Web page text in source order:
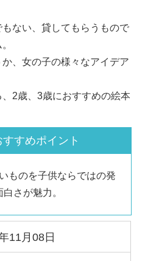
ない、貸してもらうもので
、女の子の様々なアイデア
2歳、3歳におすすめの絵本
すめポイント
ものを子供ならではの発
さが魅力。
11月08日